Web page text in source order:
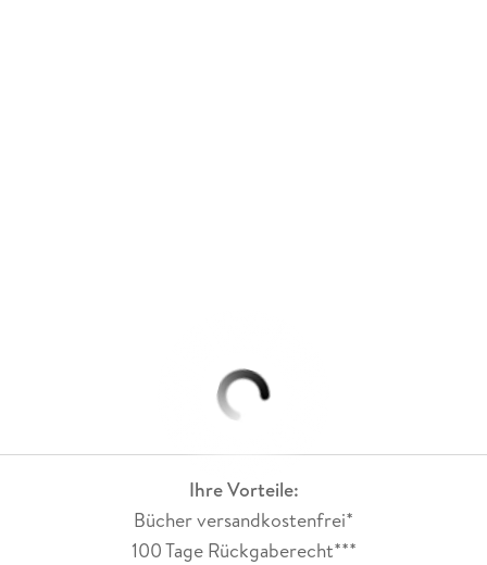
Ihre Vorteile:
Bücher versandkostenfrei*
100 Tage Rückgaberecht***